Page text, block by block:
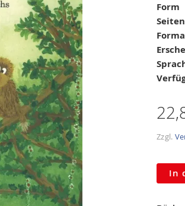
Form
Zzgl.
In